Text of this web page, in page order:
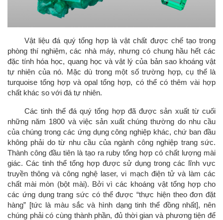
Vật liệu đá quý tổng hợp là vật chất được chế tạo trong
phòng thí nghiệm, các nhà máy, nhưng có chung hầu hết các
đặc tính hóa học, quang học và vật lý của bản sao khoáng vật
tự nhiên của nó. Mặc dù trong một số trường hợp, cụ thể là
turquoise tổng hợp và opal tổng hợp, có thể có thêm vài hợp
chất khác so với đá tự nhiên.
Các tinh thể đá quý tổng hợp đã được sản xuất từ cuối
những năm 1800 và việc sản xuất chúng thường do nhu cầu
của chúng trong các ứng dụng công nghiệp khác, chứ ban đầu
không phải do từ nhu cầu của ngành công nghiệp trang sức.
Thành công đầu tiên là tạo ra ruby tổng hợp có chất lượng mài
giác. Các tinh thể tổng hợp được sử dụng trong các lĩnh vực
truyền thông và công nghệ laser, vi mạch điện tử và làm các
chất mài mòn (bột mài). Bởi vì các khoáng vật tổng hợp cho
các ứng dụng trang sức có thể được “thực hiện theo đơn đặt
hàng” [tức là màu sắc và hình dạng tinh thể đồng nhất], nên
chúng phải có cùng thành phần, đủ thời gian và phương tiện để